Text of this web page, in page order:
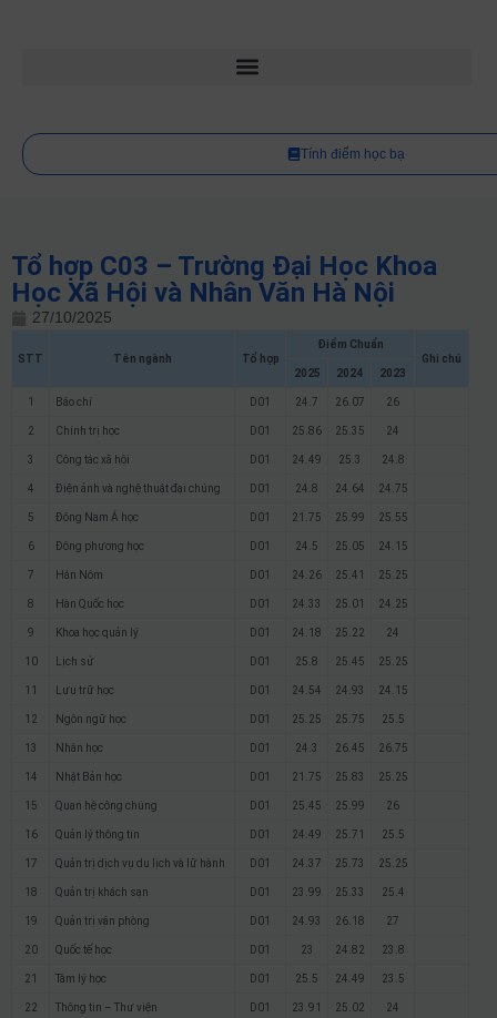
Tính điểm học bạ
Tổ hợp C03 – Trường Đại Học Khoa
Học Xã Hội và Nhân Văn Hà Nội
27/10/2025
STT Tên ngành Tổ hợp
Điểm Chuẩn
Ghi chú
2025
2024 2023
1 Báo chí D01 24.7 26.07 26
2 Chính trị học D01 25.86 25.35 24
3 Công tác xã hội D01 24.49 25.3 24.8
4 Điện ảnh và nghệ thuật đại chúng D01 24.8 24.64 24.75
5 Đông Nam Á học D01 21.75 25.99 25.55
6 Đông phương học D01 24.5 25.05 24.15
7 Hán Nôm D01 24.26 25.41 25.25
8 Hàn Quốc học D01 24.33 25.01 24.25
9 Khoa học quản lý D01 24.18 25.22 24
10 Lịch sử D01 25.8 25.45 25.25
11 Lưu trữ học D01 24.54 24.93 24.15
12 Ngôn ngữ học D01 25.25 25.75 25.5
13 Nhân học D01 24.3 26.45 26.75
14 Nhật Bản học D01 21.75 25.83 25.25
15 Quan hệ công chúng D01 25.45 25.99 26
16 Quản lý thông tin D01 24.49 25.71 25.5
17 Quản trị dịch vụ du lịch và lữ hành D01 24.37 25.73 25.25
18 Quản trị khách sạn D01 23.99 25.33 25.4
19 Quản trị văn phòng D01 24.93 26.18 27
20 Quốc tế học D01 23 24.82 23.8
21 Tâm lý học D01 25.5 24.49 23.5
22 Thông tin – Thư viện D01 23.91 25.02 24